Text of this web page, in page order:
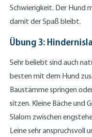
Schwierigkeit. Der Hund
damit der Spaß bleibt.
Übung 3:
Sehr beliebt sind auch
besten mit dem Hund
Baustämme springen
sitzen. Kleine Bäche und
Slalom zwischen
Leine sehr anspruchsvoll